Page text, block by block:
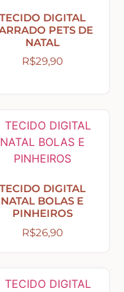
Vinho
TECIDO DIGITAL
PETS DE
NATAL
R$29,90
TECIDO DIGITAL
NATAL BOLAS E
PINHEIROS
R$26,90